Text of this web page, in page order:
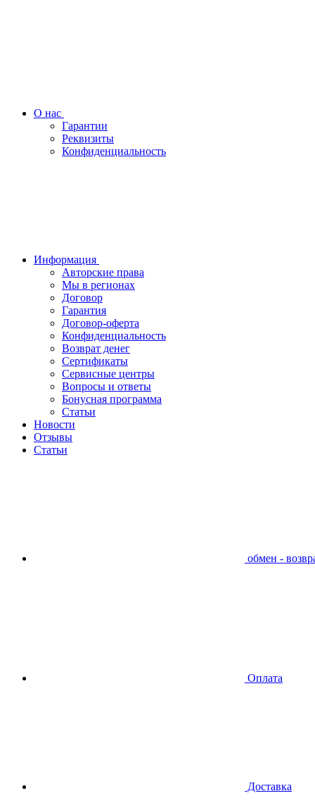
О нас
Гарантии
Реквизиты
Конфиденциальность
Информация
Авторские права
Мы в регионах
Договор
Гарантия
Договор-оферта
Конфиденциальность
Возврат денег
Сертификаты
Сервисные центры
Вопросы и ответы
Бонусная программа
Статьи
Новости
Отзывы
Статьи
обмен -
Оплата
Доставка